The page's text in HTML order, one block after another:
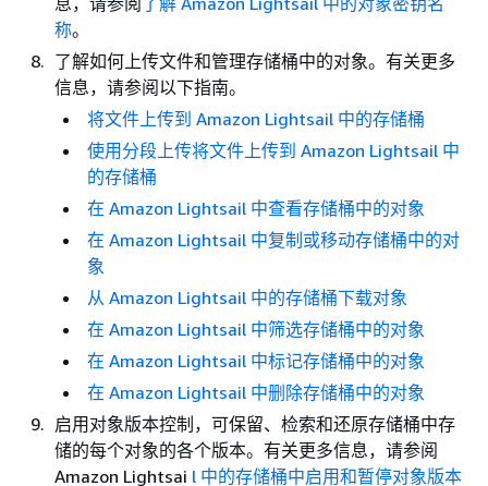
称。
了解如何上传文件和管理存储桶中的对象。有关更多
信息，请参阅以下指南。
将文件上传到 Amazon Lightsail 中的存储桶
使用分段上传将文件上传到 Amazon Lightsail 中
的存储桶
在 Amazon Lightsail 中查看存储桶中的对象
在 Amazon Lightsail 中复制或移动存储桶中的对
象
从 Amazon Lightsail 中的存储桶下载对象
在 Amazon Lightsail 中筛选存储桶中的对象
在 Amazon Lightsail 中标记存储桶中的对象
在 Amazon Lightsail 中删除存储桶中的对象
启用对象版本控制，可保留、检索和还原存储桶中存
储的每个对象的各个版本。有关更多信息，请参阅
Amazon Lightsai l 中的存储桶中启用和暂停对象版本